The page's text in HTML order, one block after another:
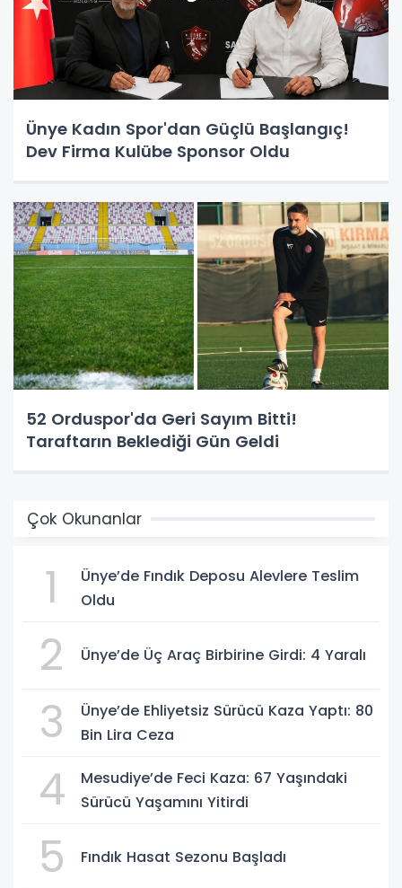
Ünye Kadın Spor'dan Güçlü Başlangıç!
Dev Firma Kulübe Sponsor Oldu
52 Orduspor'da Geri Sayım Bitti!
Taraftarın Beklediği Gün Geldi
Çok Okunanlar
1
Ünye’de Fındık Deposu Alevlere Teslim
Oldu
2 Ünye’de Üç Araç Birbirine Girdi: 4 Yaralı
3
Ünye’de Ehliyetsiz Sürücü Kaza Yaptı: 80
Bin Lira Ceza
4
Mesudiye’de Feci Kaza: 67 Yaşındaki
Sürücü Yaşamını Yitirdi
5 Fındık Hasat Sezonu Başladı